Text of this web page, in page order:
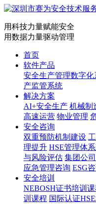
用科技力量赋能安全
用数据力量驱动管理
首页
软件产品
安全生产管理数字化
产监管系统
解决方案
AI+安全生产 机械制
高速运营 物业管理
安全咨询
双重预防机制建设
理提升 HSE管理体
与风险评估 集团公
应急管理咨询 ESG
安全培训
NEBOSH证书培训
训课程 国际认证HSE